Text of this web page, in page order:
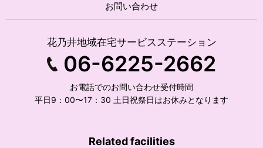
お問い合わせ
花乃井地域在宅サービスステーション
06-6225-2662
お電話でのお問い合わせ受付時間
平日9：00〜17：30 土日祝祭日はお休みとなります
Related facilities